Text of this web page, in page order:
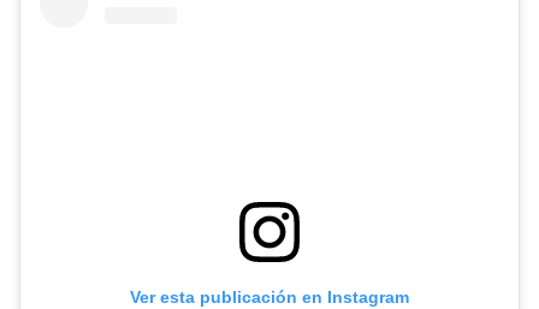
Ver esta publicación en Instagram